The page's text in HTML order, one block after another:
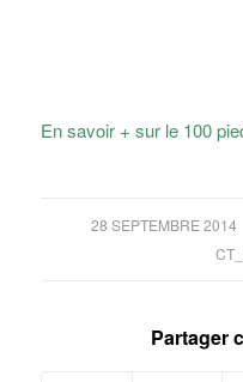
En savoir + sur le 100
28 SEPTEMBRE 2014
/
Partager